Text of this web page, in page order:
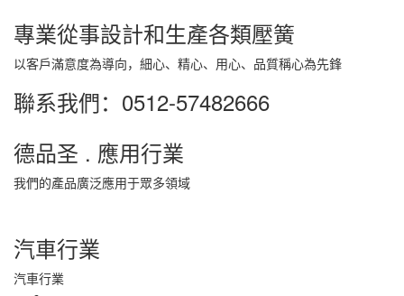
專業從事設計和生產各類壓簧
以客戶滿意度為導向，細心、精心、用心、品質稱心為先鋒
聯系我們：0512-57482666
德品圣 . 應用行業
我們的產品廣泛應用于眾多領域
汽車行業
汽車行業